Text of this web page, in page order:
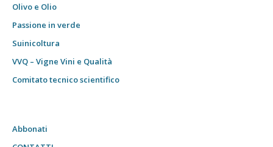
Olivo e Olio
Passione in verde
Suinicoltura
VVQ – Vigne Vini e Qualità
Comitato tecnico scientifico
Abbonati